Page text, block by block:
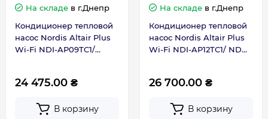
Тип фреона R32
Цвет Белый
Страна производства Китай
На складе в г.Днепр
Кондиционер тепловой
насос Nordis Altair Plus
Wi-Fi NDI-AP09TC1/
24 475.00 ₴
В корзину
На складе в г.Днепр
Кондиционер тепловой
насос Nordis Altair Plus
Wi-Fi NDI-AP12TC1/ NDO-
26 700.00 ₴
В корзину